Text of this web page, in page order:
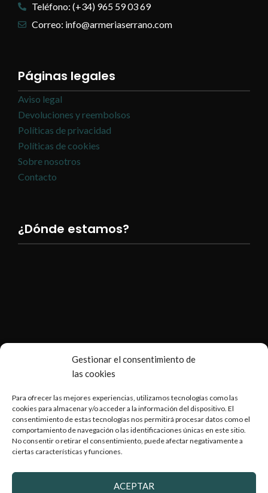
Gestionar el consentimiento de
las cookies
Para ofrecer las mejores experiencias, utilizamos tecnologías como las
cookies para almacenar y/o acceder a la información del dispositivo. El
consentimiento de estas tecnologías nos permitirá procesar datos como el
comportamiento de navegación o las identificaciones únicas en este sitio.
No consentir o retirar el consentimiento, puede afectar negativamente a
ciertas características y funciones.
ACEPTAR
Teléfono: (+34) 965 59 03 69
Correo: info@armeriaserrano.com
Páginas legales
Aviso legal
Devoluciones y reembolsos
Políticas de privacidad
Políticas de cookies
Sobre nosotros
Contacto
¿Dónde estamos?